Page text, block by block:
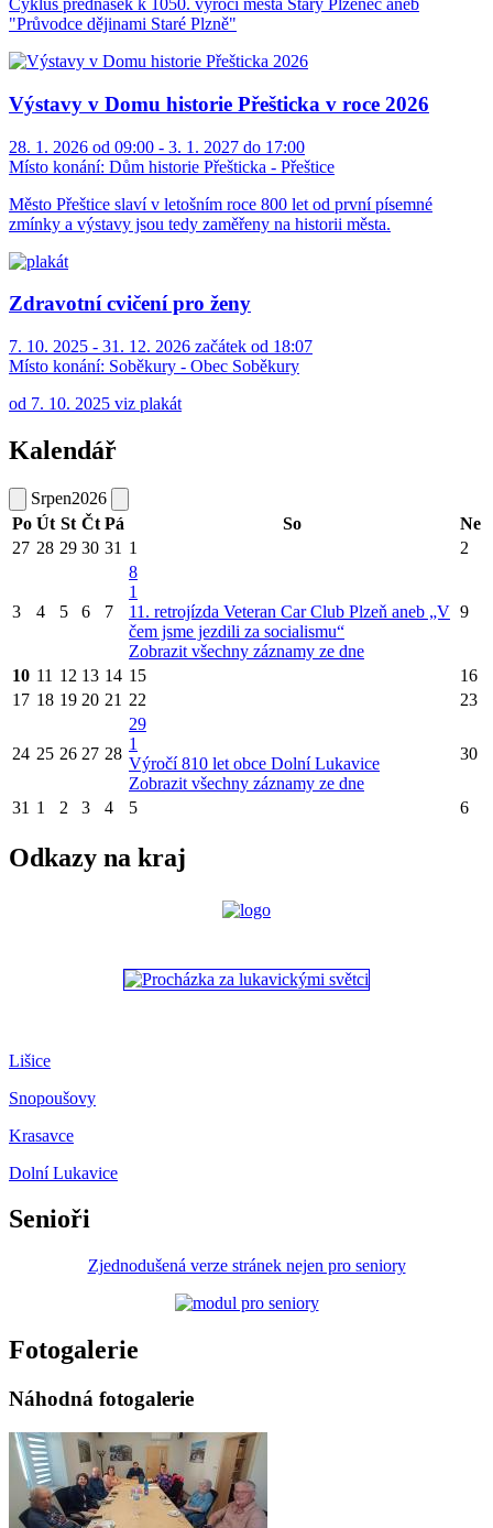
Cyklus přednášek k 1050. výročí města Starý Plzenec aneb
"Průvodce dějinami Staré Plzně"
Výstavy v Domu historie Přešticka v roce 2026
28. 1. 2026 od 09:00 - 3. 1. 2027 do 17:00
Místo konání: Dům historie Přešticka - Přeštice
Město Přeštice slaví v letošním roce 800 let od první písemné
zmínky a výstavy jsou tedy zaměřeny na historii města.
Zdravotní cvičení pro ženy
7. 10. 2025 - 31. 12. 2026 začátek od 18:07
Místo konání: Soběkury - Obec Soběkury
od 7. 10. 2025 viz plakát
Kalendář
Srpen2026
Po Út St Čt Pá So
Ne
27 28 29 30 31 1 2
3 4 5 6 7
8
1
11. retrojízda Veteran Car Club Plzeň aneb „V
čem jsme jezdili za socialismu“
Zobrazit všechny záznamy ze dne
9
10 11 12 13 14 15
16
17 18 19 20 21 22 23
24 25 26 27 28
29
1
Výročí 810 let obce Dolní Lukavice
Zobrazit všechny záznamy ze dne
30
31 1 2 3 4 5 6
Odkazy na kraj
Lišice
Snopoušovy
Krasavce
Dolní Lukavice
Senioři
Zjednodušená verze stránek nejen pro seniory
Fotogalerie
Náhodná fotogalerie